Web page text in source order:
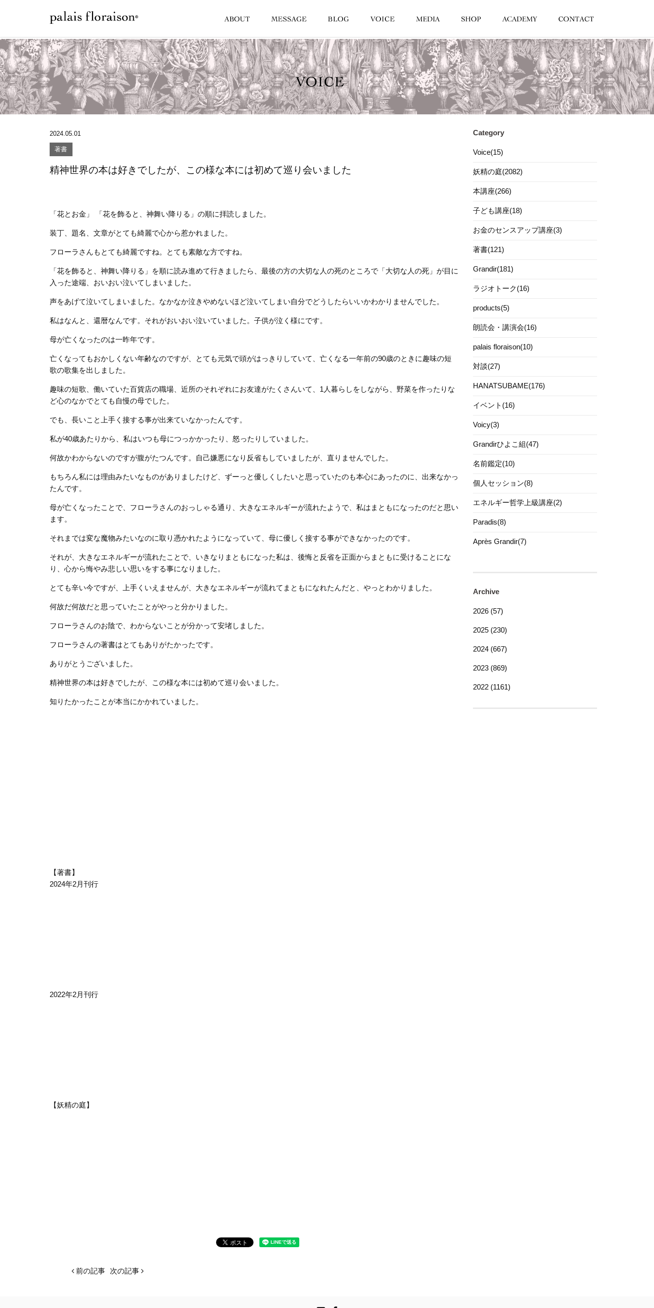
2024.05.01
著書
精神世界の本は好きでしたが、この様な本には初めて巡り会いました
「花とお金」 「花を飾ると、神舞い降りる」の順に拝読しました。
装丁、題名、文章がとても綺麗で心から惹かれました。
フローラさんもとても綺麗ですね。とても素敵な方ですね。
「花を飾ると、神舞い降りる」を順に読み進めて行きましたら、最後の方の大切な人の死のところで「大切な人の死」が目に
入った途端、おいおい泣いてしまいました。
声をあげて泣いてしまいました。なかなか泣きやめないほど泣いてしまい自分でどうしたらいいかわかりませんでした。
私はなんと、還暦なんです。それがおいおい泣いていました。子供が泣く様にです。
母が亡くなったのは一昨年です。
亡くなってもおかしくない年齢なのですが、とても元気で頭がはっきりしていて、亡くなる一年前の90歳のときに趣味の短
歌の歌集を出しました。
趣味の短歌、働いていた百貨店の職場、近所のそれぞれにお友達がたくさんいて、1人暮らしをしながら、野菜を作ったりな
ど心のなかでとても自慢の母でした。
でも、長いこと上手く接する事が出来ていなかったんです。
私が40歳あたりから、私はいつも母につっかかったり、怒ったりしていました。
何故かわからないのですが腹がたつんです。自己嫌悪になり反省もしていましたが、直りませんでした。
もちろん私には理由みたいなものがありましたけど、ずーっと優しくしたいと思っていたのも本心にあったのに、出来なかっ
たんです。
母が亡くなったことで、フローラさんのおっしゃる通り、大きなエネルギーが流れたようで、私はまともになったのだと思い
ます。
それまでは変な魔物みたいなのに取り憑かれたようになっていて、母に優しく接する事ができなかったのです。
それが、大きなエネルギーが流れたことで、いきなりまともになった私は、後悔と反省を正面からまともに受けることにな
り、心から悔やみ悲しい思いをする事になりました。
とても辛い今ですが、上手くいえませんが、大きなエネルギーが流れてまともになれたんだと、やっとわかりました。
何故だ何故だと思っていたことがやっと分かりました。
フローラさんのお陰で、わからないことが分かって安堵しました。
フローラさんの著書はとてもありがたかったです。
ありがとうございました。
精神世界の本は好きでしたが、この様な本には初めて巡り会いました。
知りたかったことが本当にかかれていました。
【著書】
2024年2月刊行
2022年2月刊行
【妖精の庭】
前の記事 次の記事
Category
Voice(15)
妖精の庭(2082)
本講座(266)
子ども講座(18)
お金のセンスアップ講座(3)
著書(121)
Grandir(181)
ラジオトーク(16)
products(5)
朗読会・講演会(16)
palais floraison(10)
対談(27)
HANATSUBAME(176)
イベント(16)
Voicy(3)
Grandirひよこ組(47)
名前鑑定(10)
個人セッション(8)
エネルギー哲学上級講座(2)
Paradis(8)
Après Grandir(7)
Archive
2026 (57)
2025 (230)
2024 (667)
2023 (869)
2022 (1161)